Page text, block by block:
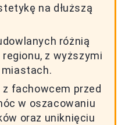
na dłuższą
różnią
z wyższymi
fachowcem przed
w oszacowaniu
oraz uniknięciu